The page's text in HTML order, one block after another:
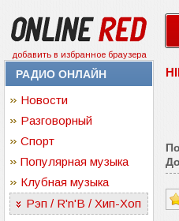
добавить в избранное браузера
РАДИО ОНЛАЙН
Новости
Разговорный
Спорт
Популярная музыка
Клубная музыка
Рэп / R'n'B / Хип-Хоп